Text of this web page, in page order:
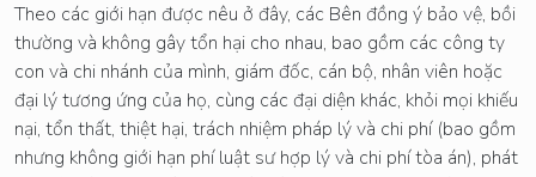
Theo các giới hạn được nêu ở đây, các Bên đồng ý bảo vệ, bồi
thường và không gây tổn hại cho nhau, bao gồm các công ty
con và chi nhánh của mình, giám đốc, cán bộ, nhân viên hoặc
đại lý tương ứng của họ, cùng các đại diện khác, khỏi mọi khiếu
nại, tổn thất, thiệt hại, trách nhiệm pháp lý và chi phí (bao gồm
nhưng không giới hạn phí luật sư hợp lý và chi phí tòa án), phát